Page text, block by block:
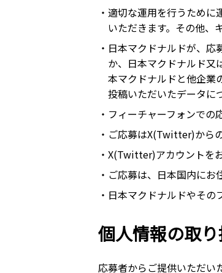
・適切な運用を行うため
いただきます。その他、
・日本マクドナルドが、
か、日本マクドナルド又
本マクドナルドと他企業
投稿いただいたデータに
・フィーチャーフォンでの
・ご応募はX(Twitter)から
・X(Twitter)アカウントを
・ご応募は、日本国内にお
・日本マクドナルドやそ
個人情報の取
応募者からご提供いただい